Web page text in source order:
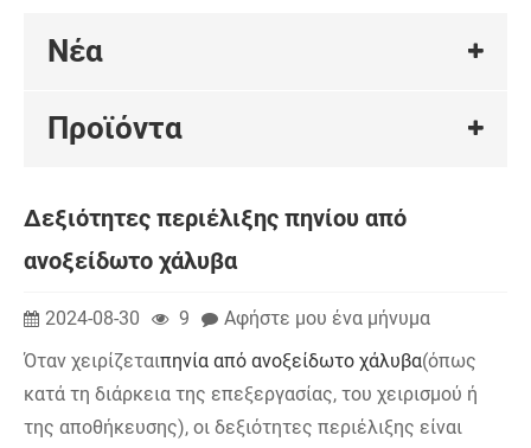
Νέα
Προϊόντα
Δεξιότητες περιέλιξης πηνίου από
ανοξείδωτο χάλυβα
2024-08-30 9
Αφήστε μου ένα μήνυμα
Όταν χειρίζεταιπηνία από ανοξείδωτο χάλυβα(όπως
κατά τη διάρκεια της επεξεργασίας, του χειρισμού ή
της αποθήκευσης), οι δεξιότητες περιέλιξης είναι